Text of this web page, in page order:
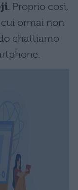
. Proprio così,
ormai non
chattiamo